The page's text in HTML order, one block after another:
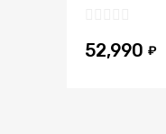
52,990 ₽